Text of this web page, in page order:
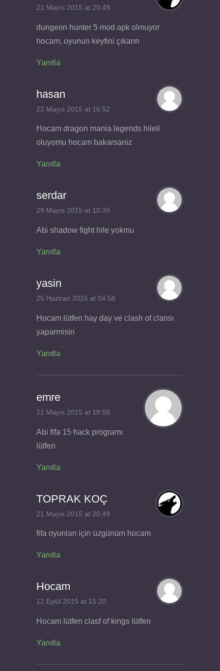
21 Mayıs 2015 at 20:49
dungeon hunter 5 mod apk olmuyor
hocam, oyunun keyfini çıkarın
Yanıtla
hasan
22 Mayıs 2015 at 16:52
Hocam dragon mania legends hileli
oluyomu hocam bakarsaniz
Yanıtla
serdar
29 Mayıs 2015 at 10:39
Abi shadow fight hile yokmu
Yanıtla
yasin
25 Haziran 2015 at 04:58
Hocam lütfen hay day ve clash of clansı
yaparmisin
Yanıtla
emre
21 Mayıs 2015 at 18:58
Abi fifa 15 hack programı
lütfen
Yanıtla
TOPRAK KOÇ
21 Mayıs 2015 at 20:49
fifa oyunları için üzgünüm hocam
Yanıtla
Hocam
12 Eylül 2015 at 15:20
Hocam lütfen clasf of kings lütfen
Yanıtla